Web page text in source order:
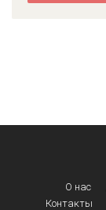
О нас
Контакты